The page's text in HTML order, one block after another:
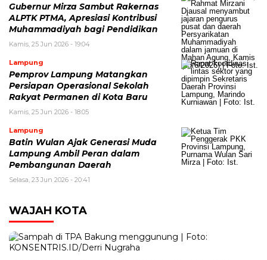
Gubernur Mirza Sambut Rakernas
ALPTK PTMA, Apresiasi Kontribusi
Muhammadiyah bagi Pendidikan
Kamis, 25 Jun 2026 - 19:04
Lampung
Pemprov Lampung Matangkan
Persiapan Operasional Sekolah
Rakyat Permanen di Kota Baru
Kamis, 25 Jun 2026 - 18:05
Lampung
Batin Wulan Ajak Generasi Muda
Lampung Ambil Peran dalam
Pembangunan Daerah
Selasa, 23 Jun 2026 - 20:41
WAJAH KOTA